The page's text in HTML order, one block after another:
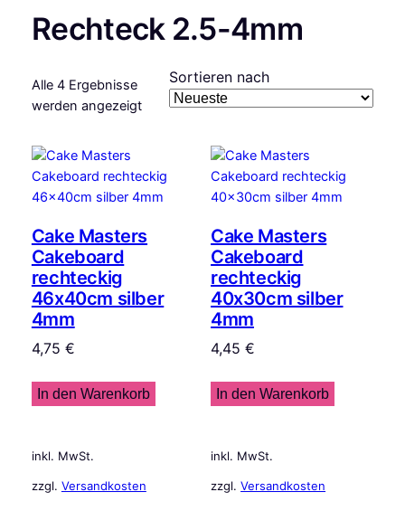
Rechteck 2.5-4mm
Alle 4 Ergebnisse
werden angezeigtNach
Sortieren nach
Cake Masters
Cakeboard
rechteckig
46x40cm silber
4mm
4,75 €
In den Warenkorb
inkl. MwSt.
zzgl. Versandkosten
Cake Masters
Cakeboard
rechteckig
40x30cm silber
4mm
4,45€
In den Warenkorb
inkl. MwSt.
zzgl.Versandkosten